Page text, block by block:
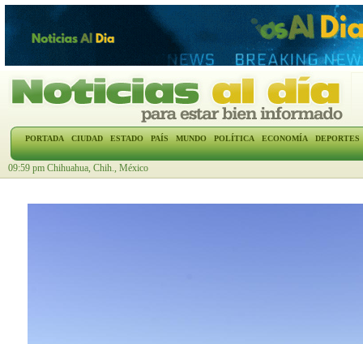
PORTADA CIUDAD ESTADO PAÍS MUNDO POLÍTICA ECONOMÍA DEPORTES
09:59 pm Chihuahua, Chih., México